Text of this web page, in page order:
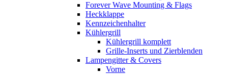
Forever Wave Mounting & Flags
Heckklappe
Kennzeichenhalter
Kühlergrill
Kühlergrill komplett
Grille-Inserts und Zierblenden
Lampengitter & Covers
Vorne